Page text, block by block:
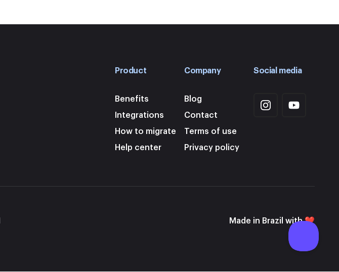
Product
Benefits
Integrations
How to migrate
Help center
Company
Blog
Contact
Terms of use
Privacy policy
Social media
Made in Brazil with ❤️